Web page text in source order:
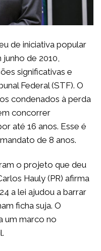
de iniciativa popular
de 2010,
significativas e
Federal (STF). O
condenados à perda
concorrer
até 16 anos. Esse é
de 8 anos.
o projeto que deu
Hauly (PR) afirma
a lei ajudou a barrar
ficha suja. O
um marco no